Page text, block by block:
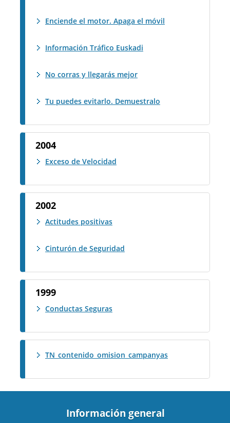
Enciende el motor. Apaga el móvil
Información Tráfico Euskadi
No corras y llegarás mejor
Tu puedes evitarlo. Demuestralo
2004
Exceso de Velocidad
2002
Actitudes positivas
Cinturón de Seguridad
1999
Conductas Seguras
TN_contenido_omision_campanyas
Información general